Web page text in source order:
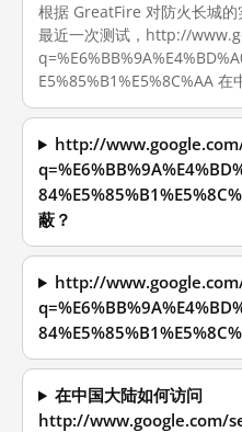
根据 GreatFire 对防火长城
最近一次测试，http://
E5%85%B1%E5%8C%AA 在
http://
蔽？
http://
在中国大陆如何访问
http://www.google.com/